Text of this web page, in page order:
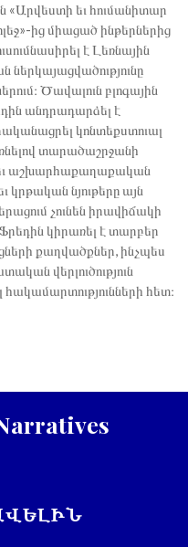
եւ հումանիտար
ից միացած ինթերներից
է Լեռնային
Ծավալուն բլոգային
անդրադարձել է
կոնտեքստուալ
տարածաշրջանի
եւ աշխարհաքաղաքական
նյութերը այն
չունեն իրավիճակի
կիրառել է տարբեր
քաղվածքներ, ինչպես
վերլուծություն
հետ։